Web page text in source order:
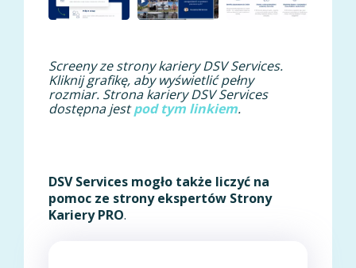
Screeny ze strony kariery DSV Services.
Kliknij grafikę, aby wyświetlić pełny
rozmiar. Strona kariery DSV Services
dostępna jestpod tym linkiem.
DSV Services mogło także liczyć na
pomoc ze strony ekspertów Strony
Kariery PRO.